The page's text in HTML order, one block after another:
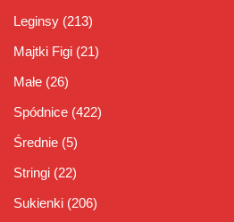
Leginsy (213)
Majtki Figi (21)
Małe (26)
Spódnice (422)
Średnie (5)
Stringi (22)
Sukienki (206)